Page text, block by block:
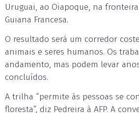
Uruguai, ao Oiapoque, na
Guiana Francesa.
O resultado será um corredor
animais e seres humanos. Os
andamento, mas podem levar
concluídos.
A trilha “permite às pessoas se
floresta”, diz Pedreira à AFP. A